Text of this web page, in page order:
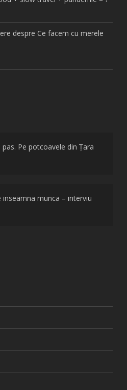
despre Ce facem cu merele
pas. Pe potcoavele din Țara
inseamna munca – interviu